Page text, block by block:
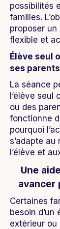
possibilités
familles.
proposer
flexible et
Élève seul
ses parents
La séance
l’élève seul
ou des
fonctionne
pourquoi
s’adapte au
l’élève et
Une
avancer
Certaines
besoin d’un
extérieur ou